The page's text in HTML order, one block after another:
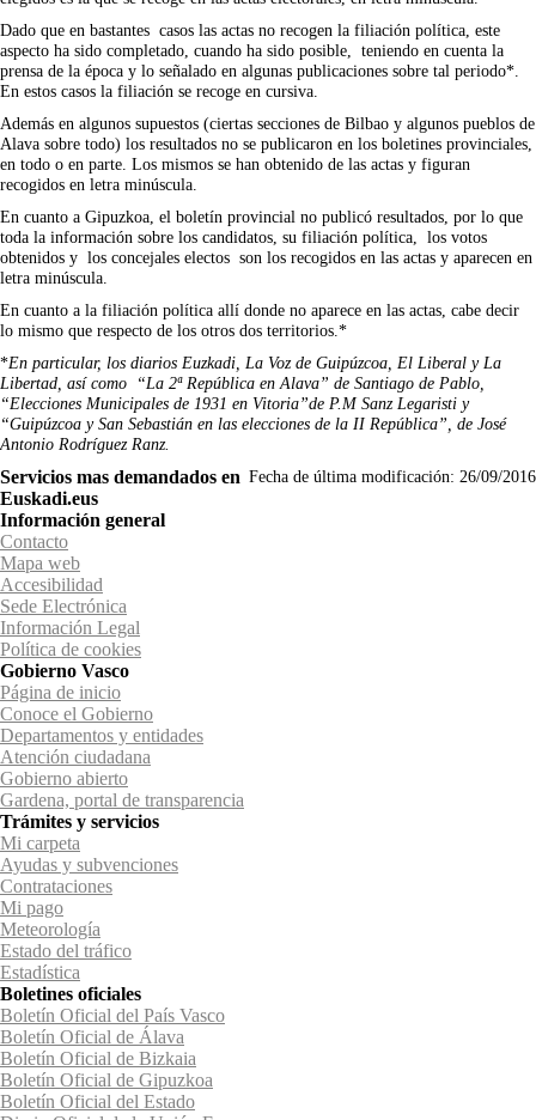
Dado que en bastantes casos las actas no recogen la filiación política, este
aspecto ha sido completado, cuando ha sido posible, teniendo en cuenta la
prensa de la época y lo señalado en algunas publicaciones sobre tal periodo*.
En estos casos la filiación se recoge en cursiva.
Además en algunos supuestos (ciertas secciones de Bilbao y algunos pueblos de
Alava sobre todo) los resultados no se publicaron en los boletines provinciales,
en todo o en parte. Los mismos se han obtenido de las actas y figuran
recogidos en letra minúscula.
En cuanto a Gipuzkoa, el boletín provincial no publicó resultados, por lo que
toda la información sobre los candidatos, su filiación política, los votos
obtenidos y los concejales electos son los recogidos en las actas y aparecen en
letra minúscula.
En cuanto a la filiación política allí donde no aparece en las actas, cabe decir
lo mismo que respecto de los otros dos territorios.*
*En particular, los diarios Euzkadi, La Voz de Guipúzcoa, El Liberal y La
Libertad, así como “La 2ª República en Alava” de Santiago de Pablo,
“Elecciones Municipales de 1931 en Vitoria”de P.M Sanz Legaristi y
“Guipúzcoa y San Sebastián en las elecciones de la II República”, de José
Antonio Rodríguez Ranz.
Fecha de última modificación: 26/09/2016
Servicios mas demandados en
Euskadi.eus
Información general
Contacto
Mapa web
Accesibilidad
Sede Electrónica
Información Legal
Política de cookies
Gobierno Vasco
Página de inicio
Conoce el Gobierno
Departamentos y entidades
Atención ciudadana
Gobierno abierto
Gardena, portal de transparencia
Trámites y servicios
Mi carpeta
Ayudas y subvenciones
Contrataciones
Mi pago
Meteorología
Estado del tráfico
Estadística
Boletines oficiales
Boletín Oficial del País Vasco
Boletín Oficial de Álava
Boletín Oficial de Bizkaia
Boletín Oficial de Gipuzkoa
Boletín Oficial del Estado